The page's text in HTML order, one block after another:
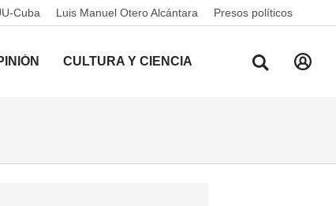
Cuba Luis Manuel Otero Alcántara Presos políticos
CULTURA Y CIENCIA